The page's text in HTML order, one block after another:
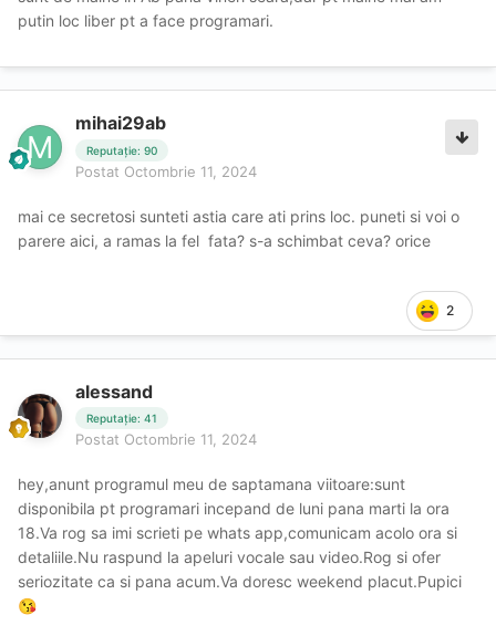
putin loc liber pt a face programari.
mihai29ab
Reputație: 90
Postat Octombrie 11, 2024
mai ce secretosi sunteti astia care ati prins loc. puneti si voi o
parere aici, a ramas la fel fata? s-a schimbat ceva? orice
2
alessand
Reputație: 41
Postat Octombrie 11, 2024
hey,anunt programul meu de saptamana viitoare:sunt
disponibila pt programari incepand de luni pana marti la ora
18.Va rog sa imi scrieti pe whats app,comunicam acolo ora si
detaliile.Nu raspund la apeluri vocale sau video.Rog si ofer
seriozitate ca si pana acum.Va doresc weekend placut.Pupici
😘